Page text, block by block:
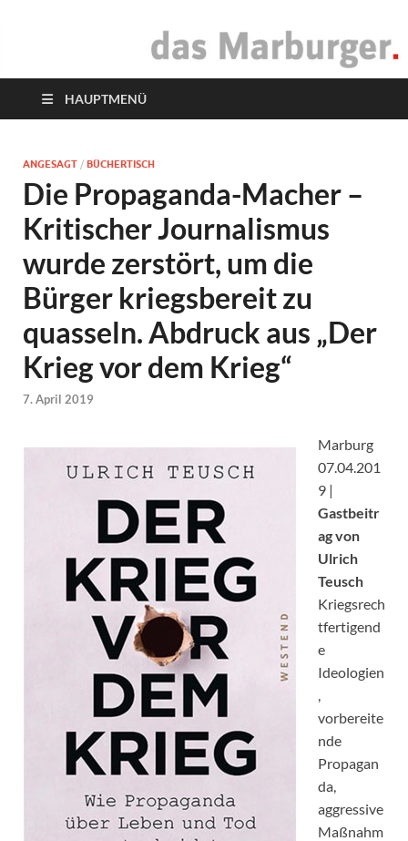
das Marburger.
HAUPTMENÜ
ANGESAGT / BÜCHERTISCH
Die Propaganda-Macher –
Kritischer Journalismus
wurde zerstört, um die
Bürger kriegsbereit zu
quasseln. Abdruck aus „Der
Krieg vor dem Krieg“
7. April 2019
Marburg
07.04.201
9 |
Gastbeitr
ag von
Ulrich
Teusch
Kriegsrech
tfertigend
e
Ideologien
,
vorbereite
nde
Propagan
da,
aggressive
Maßnahm